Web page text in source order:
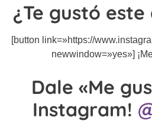
¿Te gustó
[button link=»https://
newwindow=»yes»]
Dale «Me
Instagram!